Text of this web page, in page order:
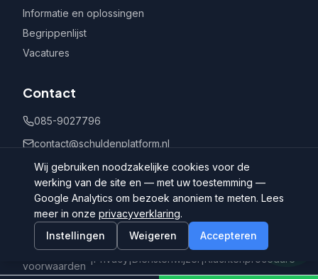
Informatie en oplossingen
Begrippenlijst
Vacatures
Contact
085-9027796
contact@schuldenplatform.nl
Postbus 802, 7400 AV Deventer
©
Schuldenplatform.nl
Algemene
voorwaarden
|Privacy |Dienstenwijzer |Klachtenprocedure
Wij gebruiken noodzakelijke cookies voor de
werking van de site en — met uw toestemming —
Google Analytics om bezoek anoniem te meten. Lees
meer in onze privacyverklaring.
Instellingen
Weigeren Accepteren